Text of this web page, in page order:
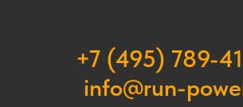
+7 (495) 789-
info@run-